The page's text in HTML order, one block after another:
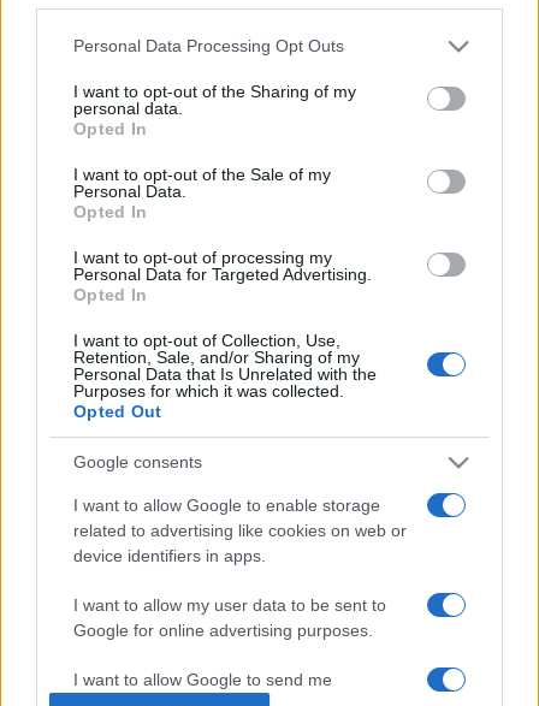
Please note that this website/app uses one or more Google
not limited to your visit or usage behaviour. You may click to
grant or deny consent to Google and its third-party tags to
use your data for below specified purposes in below Google
consent section.
Personal Data Processing Opt Outs
I want to opt-out of the Sharing of my
personal data.
Opted In
I want to opt-out of the Sale of my
Personal Data.
Opted In
I want to opt-out of processing my
Personal Data for Targeted Advertising.
Opted In
I want to opt-out of Collection, Use,
Retention, Sale, and/or Sharing of my
Personal Data that Is Unrelated with the
Purposes for which it was collected.
Opted Out
Google consents
I want to allow Google to enable storage
related to advertising like cookies on web or
device identifiers in apps.
I want to allow my user data to be sent to
Google for online advertising purposes.
I want to allow Google to send me
A Földlakók turné június 2-án indul országjárásra, először a
pécsi Kulturális Központ Szivárvány Gyermekházában
mutatkozik be. Októberig további 4 hasonló, úgynevezett
különböző nagyvárosaiban. Újrahasznosítható anyagokból
hangszerkészítés, origami, kézműves foglalkozások, játékos
vetélkedők, filmvetítés és sok-sok zene várja a látogatókat
az ingyenes rendezvényeken ? ígérik a szervezők. A turné
ellátogat az érintett kistérségek egy-egy óvodájába is, hogy
az ottani gyerekekkel töltsön egy napot.
További információwww.foldlakok.eu
MEGOSZTÁS